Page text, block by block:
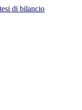
di bilancio